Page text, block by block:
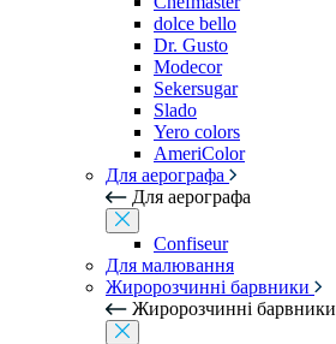
dolce bello
Dr. Gusto
Modecor
Sekersugar
Slado
Yero colors
AmeriColor
Для аерографа
Для аерографа
Confiseur
Для малювання
Жиророзчинні барвники
Жиророзчинні барвники